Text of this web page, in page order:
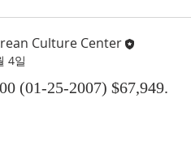
Culture Center
4일
(01-25-2007) $67,949.